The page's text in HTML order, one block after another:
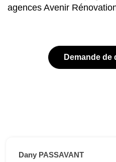
agences Avenir
Demande de
Dany PASSAVANT